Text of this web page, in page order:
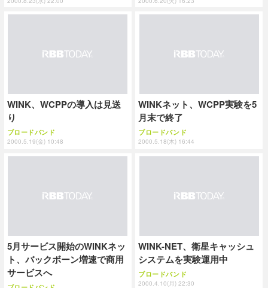
WINK、WCPPの導入は見送
り
ブロードバンド
2000.5.19(金) 10:48
WINKネット、WCPP実験を5
月末で終了
ブロードバンド
2000.5.18(木) 16:44
5月サービス開始のWINKネッ
ト、バックボーン増速で商用
サービスへ
WINK-NET、衛星キャッシュ
システムを実験運用中
ブロードバンド
2000.4.10(月) 22:30